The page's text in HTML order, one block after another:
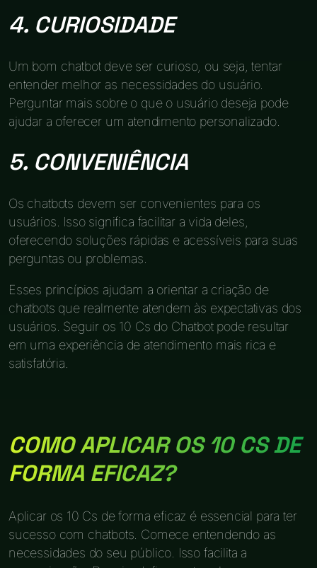
4. CURIOSIDADE
Um bom chatbot deve ser curioso, ou seja, tentar
entender melhor as necessidades do usuário.
Perguntar mais sobre o que o usuário deseja pode
ajudar a oferecer um atendimento personalizado.
5. CONVENIÊNCIA
Os chatbots devem ser convenientes para os
usuários. Isso significa facilitar a vida deles,
oferecendo soluções rápidas e acessíveis para suas
perguntas ou problemas.
Esses princípios ajudam a orientar a criação de
chatbots que realmente atendem às expectativas dos
usuários. Seguir os 10 Cs do Chatbot pode resultar
em uma experiência de atendimento mais rica e
satisfatória.
COMO APLICAR OS 10 CS DE
FORMA EFICAZ?
Aplicar os 10 Cs de forma eficaz é essencial para ter
sucesso com chatbots. Comece entendendo as
necessidades do seu público. Isso facilita a